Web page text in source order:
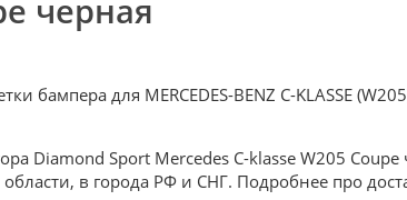
черная
бампера для MERCEDES-BENZ C-KLASSE
Diamond Sport Mercedes C-klasse W205 Coupe
в города РФ и СНГ. Подробнее про